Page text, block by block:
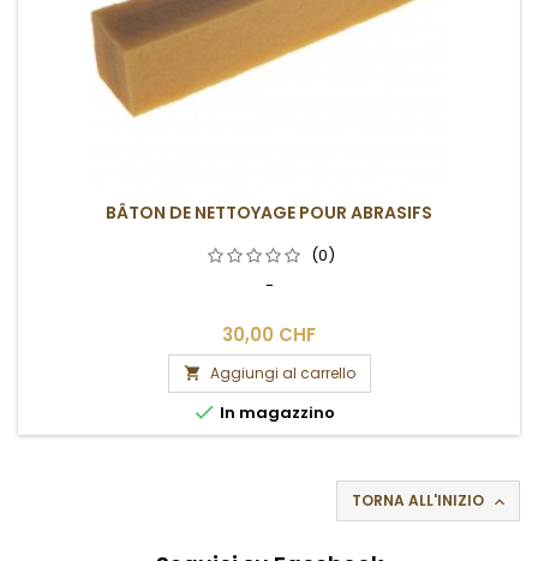
BÂTON DE NETTOYAGE POUR ABRASIFS
(0)
-
30,00 CHF
 Aggiungi al carrello
 In magazzino
TORNA ALL'INIZIO 